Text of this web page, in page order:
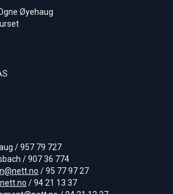
Øyehaug
/ 957 79 727
/ 907 36 774
/ 95 77 97 27
/ 94 21 13 37